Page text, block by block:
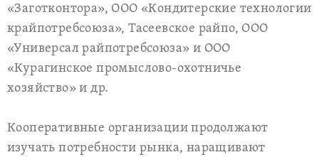
«Заготконтора», ООО «Кондитерские технологии
крайпотребсоюза», Тасеевское райпо, ООО
«Универсал райпотребсоюза» и ООО
«Курагинское промыслово-охотничье
хозяйство» и др.
Кооперативные организации продолжают
изучать потребности рынка, наращивают